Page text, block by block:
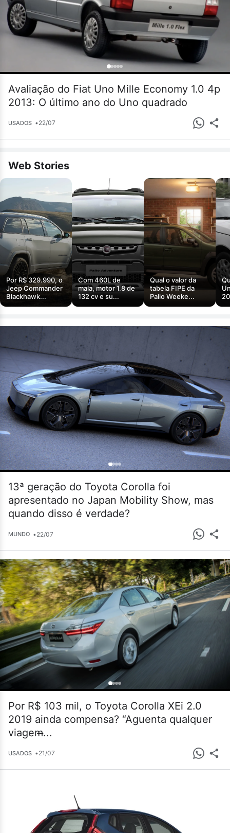
Avaliação do Fiat Uno Mille Economy 1.0 4p
2013: O último ano do Uno quadrado
USADOS •22/07
Web Stories
Por R$ 329.990, o
Jeep Commander
Blackhawk...
Com 460L de
mala, motor 1.8 de
132 cv e su...
Qual o valor da
tabela FIPE da
Palio Weeke...
13ª geração do Toyota Corolla foi
apresentado no Japan Mobility Show, mas
quando disso é verdade?
MUNDO •22/07
Por R$ 103 mil, o Toyota Corolla XEi 2.0
2019 ainda compensa? “Aguenta qualquer
viagem̶...
USADOS •21/07